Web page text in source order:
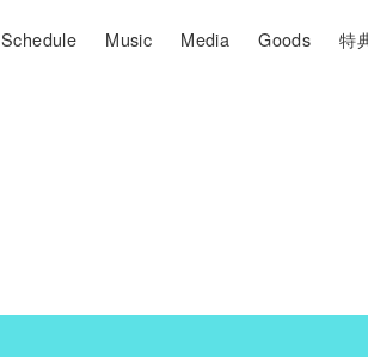
Schedule Music Media Goods 特